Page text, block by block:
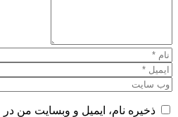
ذخیره نام، ایمیل و وبسایت من